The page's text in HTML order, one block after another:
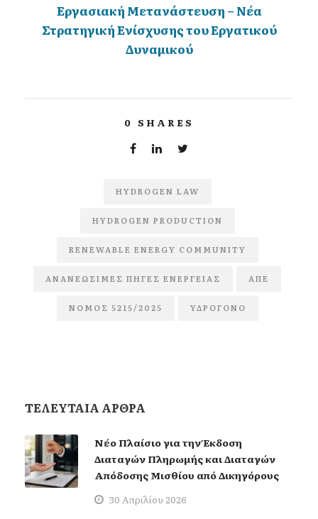
Εργασιακή Μετανάστευση – Νέα
Στρατηγική Ενίσχυσης του Εργατικού
Δυναμικού
0 SHARES
HYDROGEN LAW
HYDROGEN PRODUCTION
RENEWABLE ENERGY COMMUNITY
ΑΝΑΝΕΏΣΙΜΕΣ ΠΗΓΈΣ ΕΝΈΡΓΕΙΑΣ ΑΠΕ
ΝΌΜΟΣ 5215/2025 ΥΔΡΟΓΌΝΟ
ΤΕΛΕΥΤΑΙΑ ΑΡΘΡΑ
Νέο Πλαίσιο για την Έκδοση
Διαταγών Πληρωμής και Διαταγών
Απόδοσης Μισθίου από Δικηγόρους
30 Απριλίου 2026